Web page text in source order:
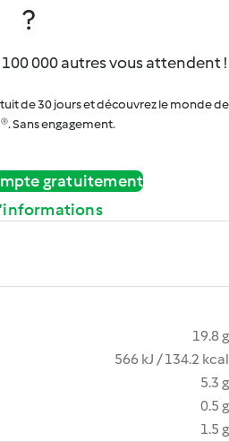
?
000 autres vous attendent !
de 30 jours et découvrez le monde de
Sans engagement.
gratuitement
19.8 g
566 kJ / 134.2 kcal
5.3 g
0.5 g
1.5 g